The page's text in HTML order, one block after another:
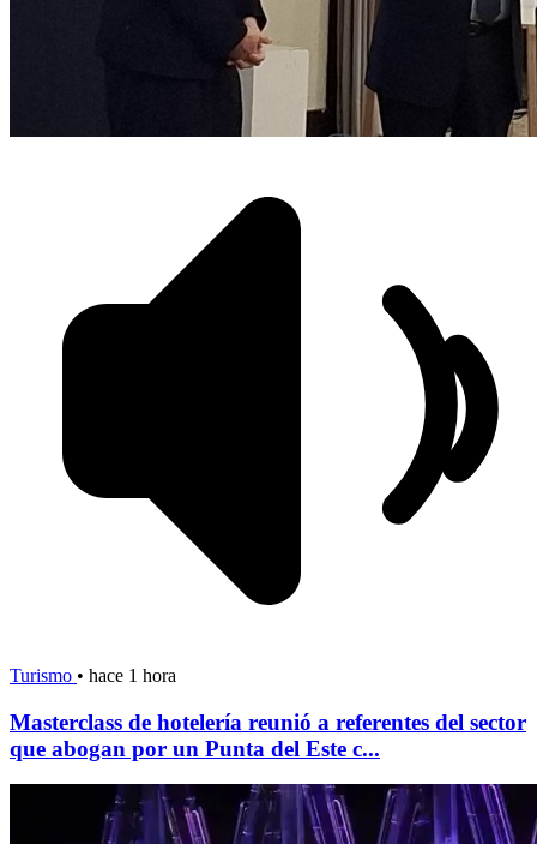
Turismo • hace 1 hora
Masterclass de hotelería reunió a referentes del sector
que abogan por un Punta del Este c...